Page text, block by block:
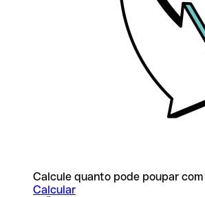
Calcule quanto pode poupar
Calcular